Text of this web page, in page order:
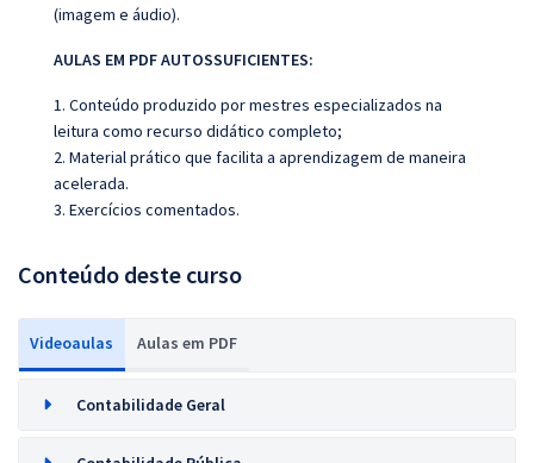
(imagem e áudio).
AULAS EM PDF AUTOSSUFICIENTES:
1. Conteúdo produzido por mestres especializados na
leitura como recurso didático completo;
2. Material prático que facilita a aprendizagem de maneira
acelerada.
3. Exercícios comentados.
Conteúdo deste curso
Videoaulas Aulas em PDF
Contabilidade Geral